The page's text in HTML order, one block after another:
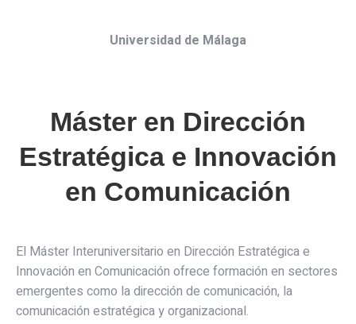
Universidad de Málaga
Máster en Dirección
Estratégica e Innovación
en Comunicación
El Máster Interuniversitario en Dirección Estratégica e
Innovación en Comunicación ofrece formación en sectores
emergentes como la dirección de comunicación, la
comunicación estratégica y organizacional.